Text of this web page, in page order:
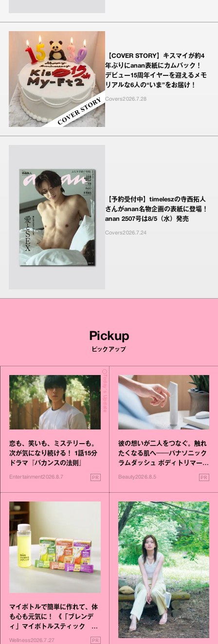
【COVER STORY】キスマイが約4
年ぶりにanan表紙にカムバック！
デビュー15周年イヤーを迎えるメモ
リアルな6人の“いま”をお届け！
Covers2026.7.28
【予約受付中】timeleszの寺西拓人
さんがanan名物企画の表紙に登場！
anan 2507号は8/5（水）発売
Covers2026.7.24
Pickup
ピックアップ
Today's Update
恋も、笑いも、ミステリーも。
次が気になり続ける！ 1話15分
ドラマ『バカンスの法則』
Entertainment2026.8.7 PR
彼の想いが二人をつなぐ。触れ
たくなる肌へ──パナソニック
ラムダッシュ ボディトリマーが
Beauty2026.8.5 PR
マイボトルで簡単に作れて、体
も心も元気に！ 《「ブレンデ
ィ」マイボトルスティック い
いこと毎日》シリーズが誕生
Wellness2026.7.27 PR